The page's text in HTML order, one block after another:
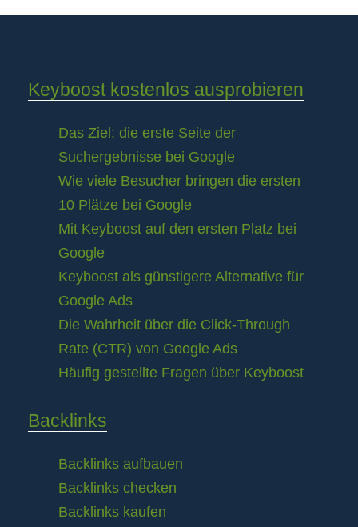
Keyboost kostenlos ausprobieren
Das Ziel: die erste Seite der
Suchergebnisse bei Google
Wie viele Besucher bringen die ersten
10 Plätze bei Google
Mit Keyboost auf den ersten Platz bei
Google
Keyboost als günstigere Alternative für
Google Ads
Die Wahrheit über die Click-Through
Rate (CTR) von Google Ads
Häufig gestellte Fragen über Keyboost
Backlinks
Backlinks aufbauen
Backlinks checken
Backlinks kaufen